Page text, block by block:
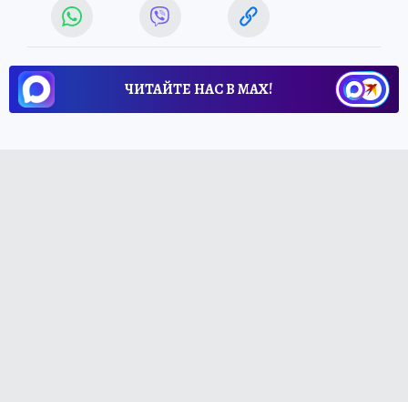
ЧИТАЙТЕ НАС В МАХ!